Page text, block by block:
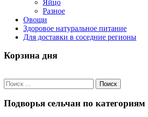
Яйцо
Разное
Овощи
Здоровое натуральное питание
Для доставки в соседние регионы
Корзина дня
Подворья сельчан по категориям